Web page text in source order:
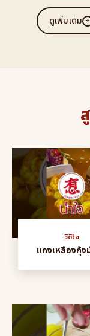
ดูเพิ่มเติม
วีดีโอ
แกงเหลืองกุ้ง